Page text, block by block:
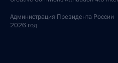
Администрация Президента России
2026 год